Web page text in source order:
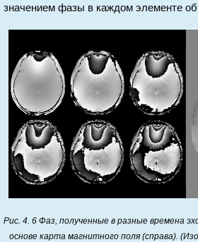
значением фазы в каждом элементе
Рис. 4. 6 Фаз, полученные в разные времена
основе карта магнитного поля (справа).